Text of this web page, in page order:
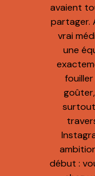
avaient
partager.
vrai
une
début :